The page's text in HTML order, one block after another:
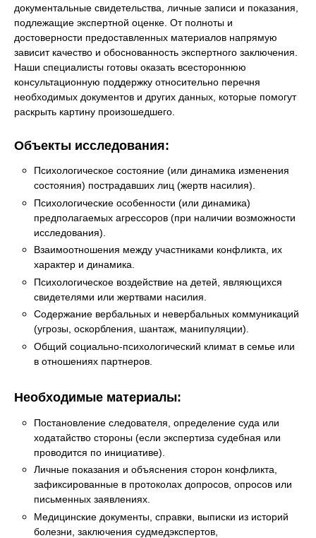
документальные свидетельства, личные записи и показания,
подлежащие экспертной оценке. От полноты и
достоверности предоставленных материалов напрямую
зависит качество и обоснованность экспертного заключения.
Наши специалисты готовы оказать всестороннюю
консультационную поддержку относительно перечня
необходимых документов и других данных, которые помогут
раскрыть картину произошедшего.
Объекты исследования:
Психологическое состояние (или динамика изменения
состояния) пострадавших лиц (жертв насилия).
Психологические особенности (или динамика)
предполагаемых агрессоров (при наличии возможности
исследования).
Взаимоотношения между участниками конфликта, их
характер и динамика.
Психологическое воздействие на детей, являющихся
свидетелями или жертвами насилия.
Содержание вербальных и невербальных коммуникаций
(угрозы, оскорбления, шантаж, манипуляции).
Общий социально-психологический климат в семье или
в отношениях партнеров.
Необходимые материалы:
Постановление следователя, определение суда или
ходатайство стороны (если экспертиза судебная или
проводится по инициативе).
Личные показания и объяснения сторон конфликта,
зафиксированные в протоколах допросов, опросов или
письменных заявлениях.
Медицинские документы, справки, выписки из историй
болезни, заключения судмедэкспертов,